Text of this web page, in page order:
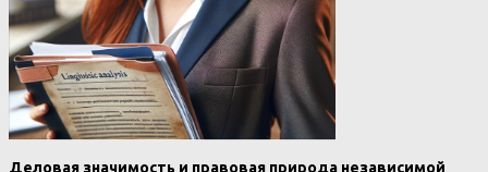
Деловая значимость и правовая природа независимой